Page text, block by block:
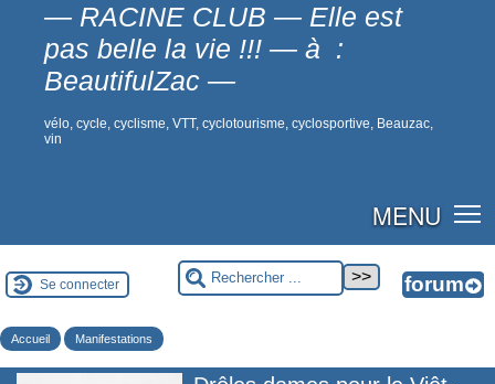
— RACINE CLUB — Elle est
pas belle la vie !!! — à :
BeautifulZac —
vélo, cycle, cyclisme, VTT, cyclotourisme, cyclosportive, Beauzac,
vin
MENU
Se connecter
Accueil Manifestations